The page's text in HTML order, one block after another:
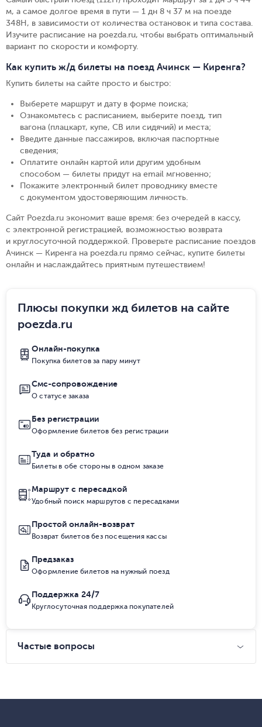
м, а самое долгое время в пути — 1 дн 8 ч 37 м на поезде
348Н, в зависимости от количества остановок и типа состава.
Изучите расписание на poezda.ru, чтобы выбрать оптимальный
вариант по скорости и комфорту.
Как купить ж/д билеты на поезд Ачинск — Киренга?
Купить билеты на сайте просто и быстро:
Выберете маршрут и дату в форме поиска;
Ознакомьтесь с расписанием, выберите поезд, тип
вагона (плацкарт, купе, СВ или сидячий) и места;
Введите данные пассажиров, включая паспортные
сведения;
Оплатите онлайн картой или другим удобным
способом — билеты придут на email мгновенно;
Покажите электронный билет проводнику вместе
с документом удостоверяющим личность.
Сайт Poezda.ru экономит ваше время: без очередей в кассу,
с электронной регистрацией, возможностью возврата
и круглосуточной поддержкой. Проверьте расписание поездов
Ачинск — Киренга на poezda.ru прямо сейчас, купите билеты
онлайн и наслаждайтесь приятным путешествием!
Плюсы покупки жд билетов на сайте
poezda.ru
Онлайн-покупка
Покупка билетов за пару минут
Смс-сопровождение
О статусе заказа
Без регистрации
Оформление билетов без регистрации
Туда и обратно
Билеты в обе стороны в одном заказе
Маршрут с пересадкой
Удобный поиск маршрутов с пересадками
Простой онлайн-возврат
Возврат билетов без посещения кассы
Предзаказ
Оформление билетов на нужный поезд
Поддержка 24/7
Круглосуточная поддержка покупателей
Частые вопросы